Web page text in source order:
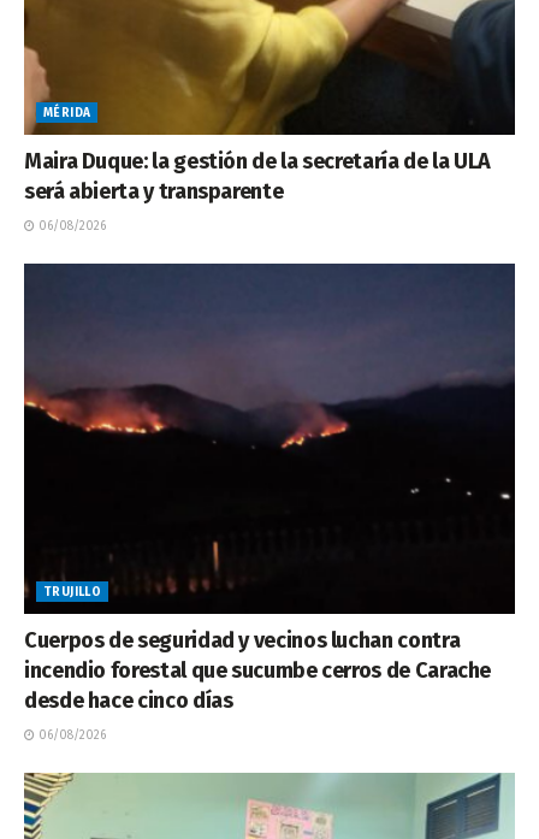
MÉRIDA
Maira Duque: la gestión de la secretaría de la ULA
será abierta y transparente
06/08/2026
TRUJILLO
Cuerpos de seguridad y vecinos luchan contra
incendio forestal que sucumbe cerros de Carache
desde hace cinco días
06/08/2026